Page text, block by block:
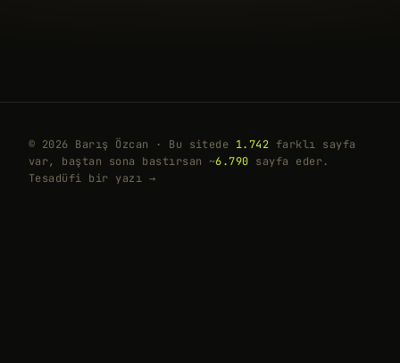
© 2026 Barış Özcan · Bu sitede 1.742 farklı sayfa
var, baştan sona bastırsan ~6.790 sayfa eder.
Tesadüfi bir yazı →